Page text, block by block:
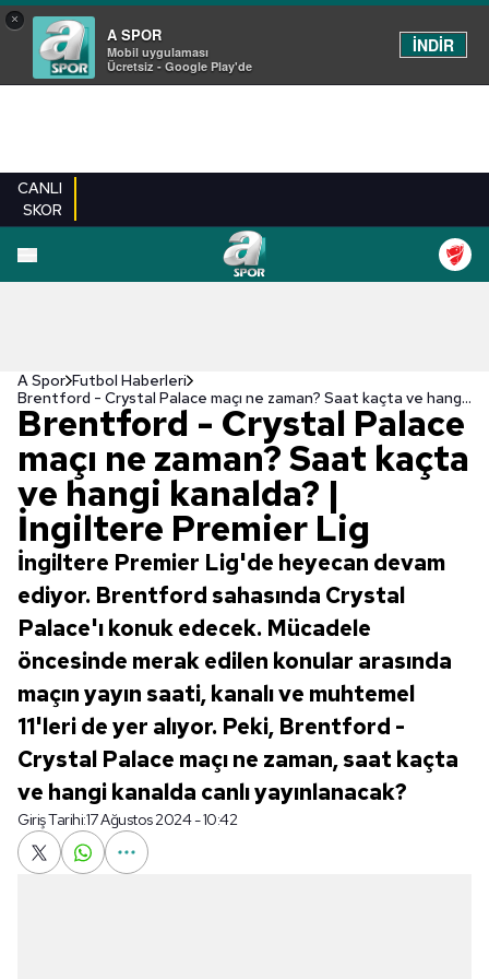
×
A SPOR
Mobil uygulaması
Ücretsiz - Google Play'de
İNDİR
CANLI
SKOR
A Spor Futbol Haberleri
Brentford - Crystal Palace maçı ne zaman? Saat kaçta ve hangi kanalda? | İngiltere Premier Lig
Brentford - Crystal Palace
maçı ne zaman? Saat kaçta
ve hangi kanalda? |
İngiltere Premier Lig
İngiltere Premier Lig'de heyecan devam
ediyor. Brentford sahasında Crystal
Palace'ı konuk edecek. Mücadele
öncesinde merak edilen konular arasında
maçın yayın saati, kanalı ve muhtemel
11'leri de yer alıyor. Peki, Brentford -
Crystal Palace maçı ne zaman, saat kaçta
ve hangi kanalda canlı yayınlanacak?
Giriş Tarihi:17 Ağustos 2024 - 10:42